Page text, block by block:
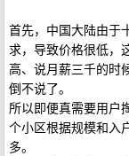
首先，中国大陆由于
求，导致价格很低，
高、说月薪三千的时
倒不说了。
所以即便真需要用户
个小区根据规模和入
多。